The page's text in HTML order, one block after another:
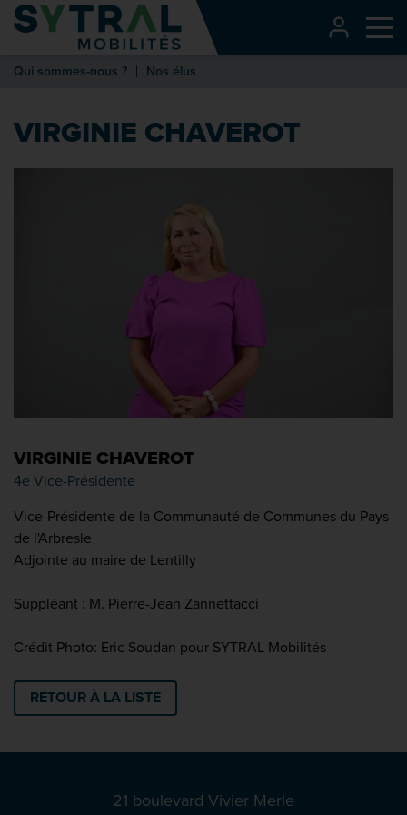
Contenu
Entête de page
Qui sommes-nous ? Nos élus
VIRGINIE CHAVEROT
VIRGINIE CHAVEROT
4e Vice-Présidente
Vice-Présidente de la Communauté de Communes du Pays
de l'Arbresle
Adjointe au maire de Lentilly
Suppléant : M. Pierre-Jean Zannettacci
Crédit Photo: Eric Soudan pour SYTRAL Mobilités
RETOUR À LA LISTE
21 boulevard Vivier Merle